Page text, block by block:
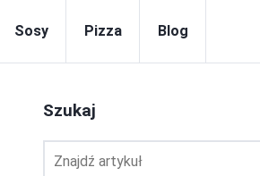
Sosy Pizza Blog
Szukaj